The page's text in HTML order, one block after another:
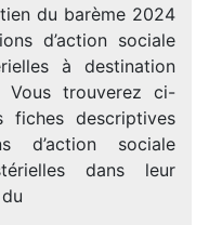
du barème 2024
d’action sociale
à destination
Vous trouverez ci-
fiches descriptives
d’action sociale
dans leur